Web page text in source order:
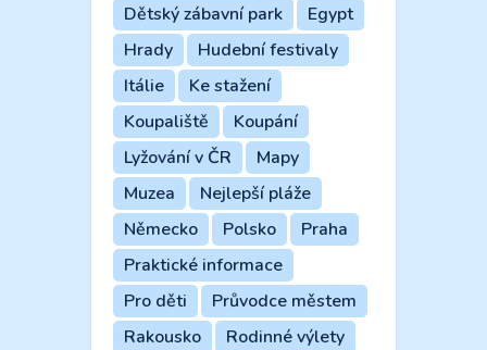
Dětský zábavní park
Egypt
Hrady
Hudební festivaly
Itálie
Ke stažení
Koupaliště
Koupání
Lyžování v ČR
Mapy
Muzea
Nejlepší pláže
Německo
Polsko
Praha
Praktické informace
Pro děti
Průvodce městem
Rakousko
Rodinné výlety